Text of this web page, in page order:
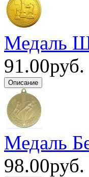
Медаль
91.00руб.
Медаль
98.00руб.